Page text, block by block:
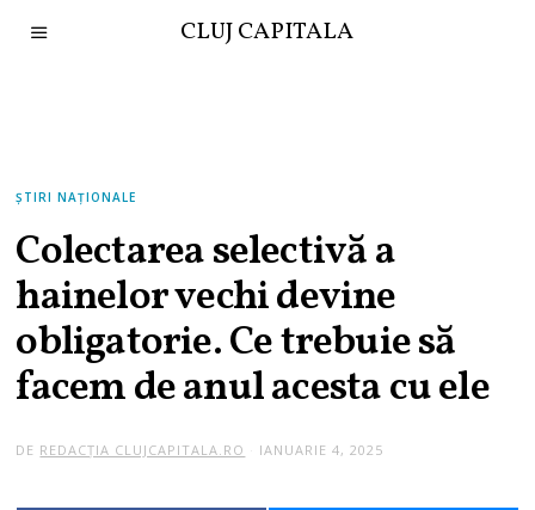
CLUJ CAPITALA
ȘTIRI NAȚIONALE
Colectarea selectivă a
hainelor vechi devine
obligatorie. Ce trebuie să
facem de anul acesta cu ele
DE REDACȚIA CLUJCAPITALA.RO IANUARIE 4, 2025